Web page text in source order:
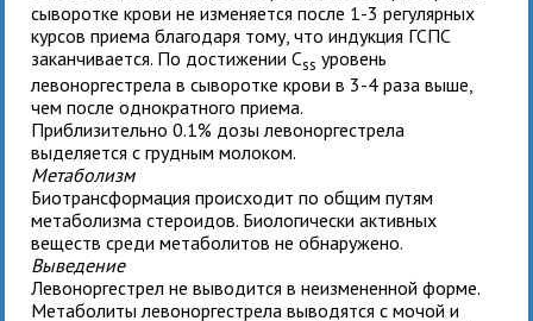
сыворотке крови не изменяется после 1-3 регулярных
курсов приема благодаря тому, что индукция ГСПС
заканчивается. По достижении Css уровень
левоноргестрела в сыворотке крови в 3-4 раза выше,
чем после однократного приема.
Приблизительно 0.1% дозы левоноргестрела
выделяется с грудным молоком.
Метаболизм
Биотрансформация происходит по общим путям
метаболизма стероидов. Биологически активных
веществ среди метаболитов не обнаружено.
Выведение
Левоноргестрел не выводится в неизмененной форме.
Метаболиты левоноргестрела выводятся с мочой и